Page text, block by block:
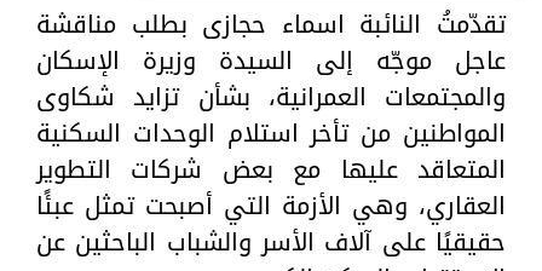
تقدّمتُ النائبة اسماء حجازى بطلب مناقشة
عاجل موجّه إلى السيدة وزيرة الإسكان
والمجتمعات العمرانية، بشأن تزايد شكاوى
المواطنين من تأخر استلام الوحدات السكنية
المتعاقد عليها مع بعض شركات التطوير
العقاري، وهي الأزمة التي أصبحت تمثل عبئًا
حقيقيًا على آلاف الأسر والشباب الباحثين عن